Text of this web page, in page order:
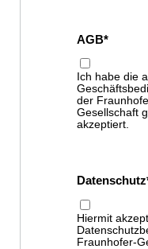
AGB
Ich habe die
der
Gesellschaft
akzeptiert.
Datenschutz
Hiermit
Fraunhofer-